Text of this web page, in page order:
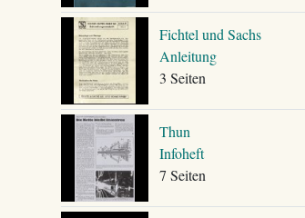
Fichtel und Sachs
Anleitung
3 Seiten
Thun
Infoheft
7 Seiten